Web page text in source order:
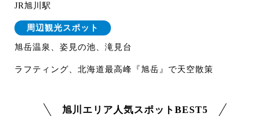
JR旭川駅
周辺観光スポット
旭岳温泉、姿見の池、滝見台
ラフティング、北海道最高峰『旭岳』で天空散策
旭川エリア人気スポットBEST5